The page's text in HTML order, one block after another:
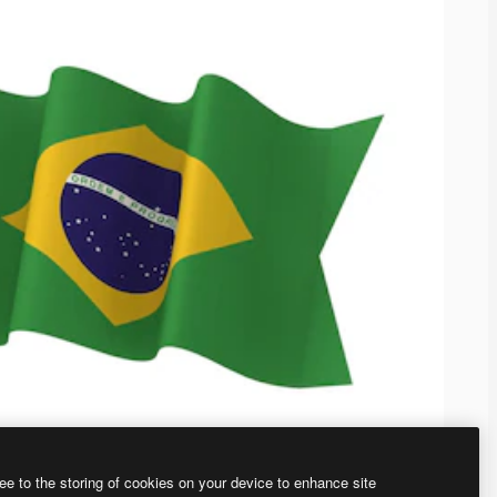
to the storing of cookies on your device to enhance site